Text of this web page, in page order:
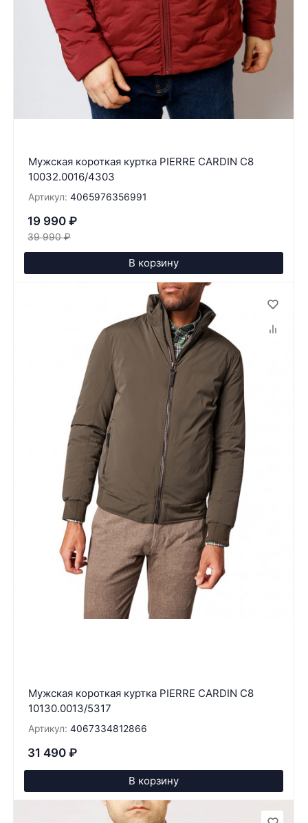
Мужская короткая куртка PIERRE CARDIN C8
10032.0016/4303
Артикул: 4065976356991
19 990 ₽
39 990 ₽
В корзину
Мужская короткая куртка PIERRE CARDIN C8
10130.0013/5317
Артикул: 4067334812866
31 490 ₽
В корзину